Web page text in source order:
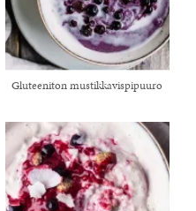
Gluteeniton mustikkavispipuuro